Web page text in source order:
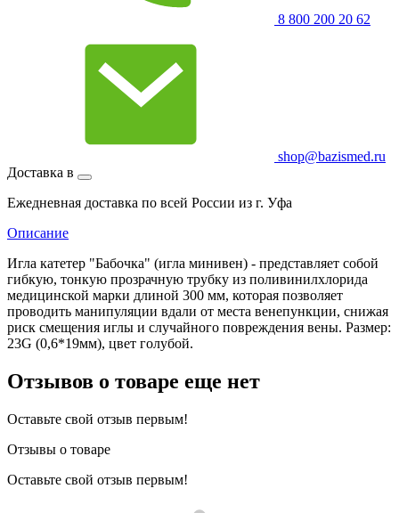
8 800 200 20 62
shop@bazismed.ru
Доставка в
Ежедневная доставка по всей России из г. Уфа
Описание
Игла катетер "Бабочка" (игла минивен) - представляет собой
гибкую, тонкую прозрачную трубку из поливинилхлорида
медицинской марки длиной 300 мм, которая позволяет
проводить манипуляции вдали от места венепункции, снижая
риск смещения иглы и случайного повреждения вены. Размер:
23G (0,6*19мм), цвет голубой.
Отзывов о товаре еще нет
Оставьте свой отзыв первым!
Отзывы о товаре
Оставьте свой отзыв первым!